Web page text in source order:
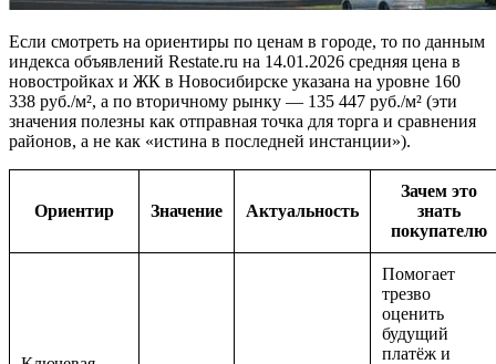
Если смотреть на ориентиры по ценам в городе, то по данным
индекса объявлений Restate.ru на 14.01.2026 средняя цена в
новостройках и ЖК в Новосибирске указана на уровне 160
338 руб./м², а по вторичному рынку — 135 447 руб./м² (эти
значения полезны как отправная точка для торга и сравнения
районов, а не как «истина в последней инстанции»).
Ориентир Значение Актуальность
Зачем это
знать
покупателю
Помогает
трезво
оценить
будущий
платёж и